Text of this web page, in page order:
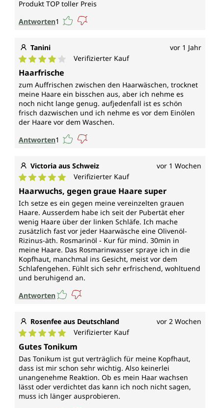
Produkt TOP toller Preis
Antworten1
Tanini vor 1 Jahr
Durchschnittliche Bewertung von 4 von 5 Sternen
Verifizierter Kauf
Haarfrische
zum Auffrischen zwischen den Haarwäschen, trocknet
meine Haare ein bisschen aus, aber ich nehme es
noch nicht lange genug. aufjedenfall ist es schön
frisch dazwischen und ich nehme es vor dem Einölen
der Haare vor dem Waschen.
Antworten1
Victoria aus Schweiz vor 1 Wochen
Durchschnittliche Bewertung von 5 von 5 Sternen
Verifizierter Kauf
Haarwuchs, gegen graue Haare super
Ich setze es ein gegen meine vereinzelten grauen
Haare. Ausserdem habe ich seit der Pubertät eher
wenig Haare über der linken Schläfe. Ich mache
zusätzlich fast vor jeder Haarwäsche eine Olivenöl-
Rizinus-äth. Rosmarinöl - Kur für mind. 30min in
meine Haare. Das Rosmarinwasser spraye ich in die
Kopfhaut, manchmal ins Gesicht, meist vor dem
Schlafengehen. Fühlt sich sehr erfrischend, wohltuend
und beruhigend an.
Antworten
Rosenfee aus Deutschland vor 2 Wochen
Durchschnittliche Bewertung von 5 von 5 Sternen
Verifizierter Kauf
Gutes Tonikum
Das Tonikum ist gut verträglich für meine Kopfhaut,
dass ist mir schon sehr wichtig. Also keinerlei
unangenehme Reaktion. Ob es mein Haar wachsen
lässt oder verdichtet das kann ich noch nicht sagen,
muss ich länger ausprobieren.